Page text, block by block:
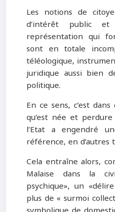
Les notions de
d’intérêt public
représentation qui
sont en totale
téléologique,
juridique aussi bien
politique.
En ce sens, c’est
qu’est née et
l’Etat a engendré
référence, en
Cela entraîne alors,
Malaise dans la
psychique», un
plus de « surmoi